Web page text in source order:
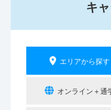
キ
エリアから探す
オンライン＋通